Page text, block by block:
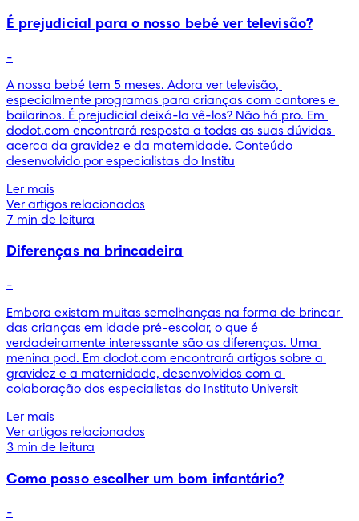
É prejudicial para o nosso bebé ver televisão?
-
A nossa bebé tem 5 meses. Adora ver televisão,
especialmente programas para crianças com cantores e
bailarinos. É prejudicial deixá-la vê-los? Não há pro. Em
dodot.com encontrará resposta a todas as suas dúvidas
acerca da gravidez e da maternidade. Conteúdo
desenvolvido por especialistas do Institu
Ler mais
Ver artigos relacionados
7 min de leitura
Diferenças na brincadeira
-
Embora existam muitas semelhanças na forma de brincar
das crianças em idade pré-escolar, o que é
verdadeiramente interessante são as diferenças. Uma
menina pod. Em dodot.com encontrará artigos sobre a
gravidez e a maternidade, desenvolvidos com a
colaboração dos especialistas do Instituto Universit
Ler mais
Ver artigos relacionados
3 min de leitura
Como posso escolher um bom infantário?
-